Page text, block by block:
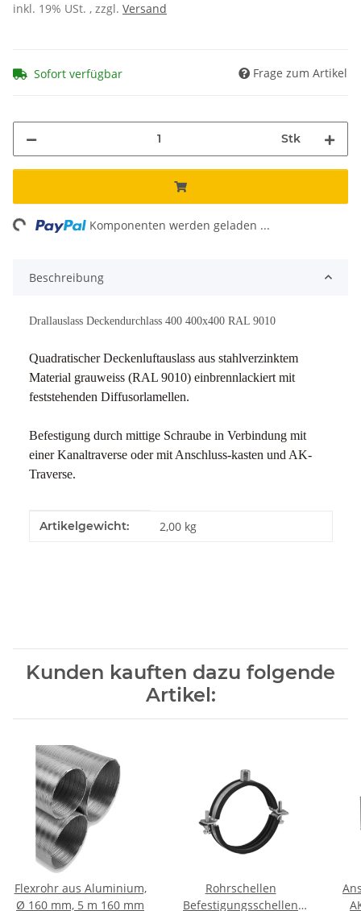
inkl. 19% USt. , zzgl. Versand
Sofort verfügbar Frage zum Artikel
Stk
Komponenten werden geladen ...
Beschreibung
Drallauslass Deckendurchlass 400 400x400 RAL 9010
Quadratischer Deckenluftauslass aus stahlverzinktem
Material grauweiss (RAL 9010) einbrennlackiert mit
feststehenden Diffusorlamellen.
Befestigung durch mittige Schraube in Verbindung mit
einer Kanaltraverse oder mit Anschluss-kasten und AK-
Traverse.
Produkteigenschaft
Wert
Artikelgewicht: 2,00 kg
Kunden kauften dazu folgende
Artikel:
Flexrohr aus Aluminium,
Ø 160 mm, 5 m 160 mm
Rohrschellen
Befestigungsschellen